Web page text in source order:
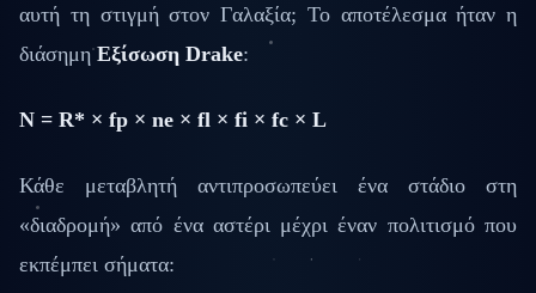
αυτή τη στιγμή στον Γαλαξία; Το αποτέλεσμα ήταν η
διάσημηΕξίσωση Drake:
N = R* × fp × ne × fl × fi × fc × L
Κάθε μεταβλητή αντιπροσωπεύει ένα στάδιο στη
«διαδρομή» από ένα αστέρι μέχρι έναν πολιτισμό που
εκπέμπει σήματα: